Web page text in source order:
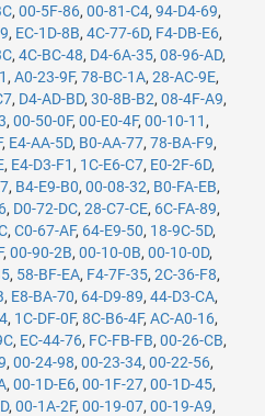
, 00-5F-86, 00-81-C4, 94-D4-69,
, EC-1D-8B, 4C-77-6D, F4-DB-E6,
, 4C-BC-48, D4-6A-35, 08-96-AD,
, A0-23-9F, 78-BC-1A, 28-AC-9E,
, D4-AD-BD, 30-8B-B2, 08-4F-A9,
, 00-50-0F, 00-E0-4F, 00-10-11 ,
, E4-AA-5D, B0-AA-77, 78-BA-F9,
, E4-D3-F1 , 1C-E6-C7, E0-2F-6D,
, B4-E9-B0, 00-08-32, B0-FA-EB,
, D0-72-DC, 28-C7-CE, 6C-FA-89,
, C0-67-AF, 64-E9-50, 18-9C-5D,
, 00-90-2B, 00-10-0B, 00-10-0D,
, 58-BF-EA, F4-7F-35, 2C-36-F8,
, E8-BA-70, 64-D9-89, 44-D3-CA,
, 1C-DF-0F, 8C-B6-4F, AC-A0-16,
, EC-44-76, FC-FB-FB, 00-26-CB,
, 00-24-98, 00-23-34, 00-22-56,
, 00-1D-E6, 00-1F-27, 00-1D-45,
, 00-1A-2F, 00-19-07, 00-19-A9,